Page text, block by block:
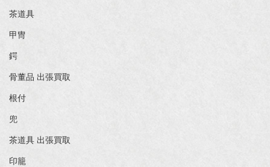
茶道具
甲冑
鍔
骨董品 出張買取
根付
兜
茶道具 出張買取
印籠